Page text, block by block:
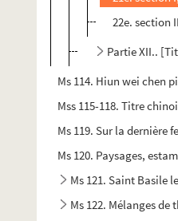
22e. section
Partie XII..
Ms 114. Hiun wei chen
Mss 115-118. Titre
Ms 119. Sur la dernière
Ms 120. Paysages,
Ms 121. Saint Basile
Ms 122. Mélanges de